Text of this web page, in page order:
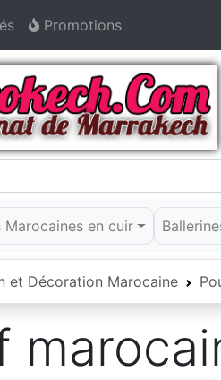
Promotions
Marocaines en cuir
et Décoration Marocaine